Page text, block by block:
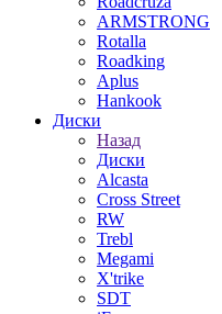
ARMSTRONG
Rotalla
Roadking
Aplus
Hankook
Диски
Назад
Диски
Alcasta
Cross Street
RW
Trebl
Megami
X'trike
SDT